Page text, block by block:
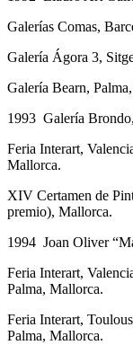
Galerías Comas,
Galería Ágora 3,
Galería Bearn,
1993 Galería
Feria Interart,
Mallorca.
XIV Certamen de
premio), Mallorca.
1994 Joan Oliver
Feria Interart,
Palma, Mallorca.
Feria Interart,
Palma, Mallorca.